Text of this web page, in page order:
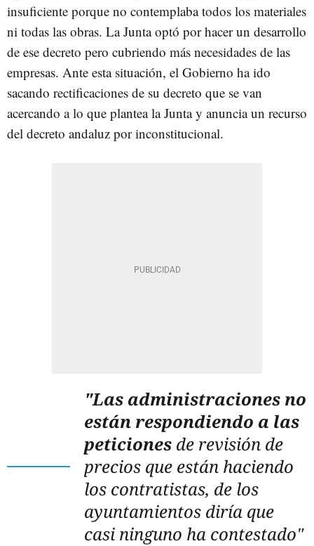
insuficiente porque no contemplaba todos los materiales
ni todas las obras. La Junta optó por hacer un desarrollo
de ese decreto pero cubriendo más necesidades de las
empresas. Ante esta situación, el Gobierno ha ido
sacando rectificaciones de su decreto que se van
acercando a lo que plantea la Junta y anuncia un recurso
del decreto andaluz por inconstitucional.
"Las administraciones no
están respondiendo a las
peticiones de revisión de
precios que están haciendo
los contratistas, de los
ayuntamientos diría que
casi ninguno ha contestado"